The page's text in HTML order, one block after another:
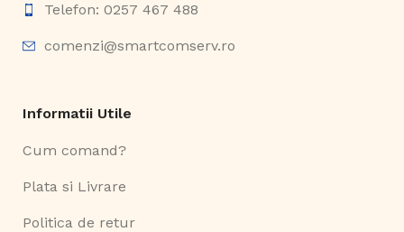
Telefon: 0257 467 488
comenzi@smartcomserv.ro
Informatii Utile
Cum comand?
Plata si Livrare
Politica de retur